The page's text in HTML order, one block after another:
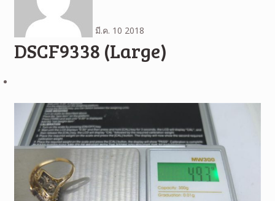
มี.ค. 10 2018
DSCF9338 (Large)